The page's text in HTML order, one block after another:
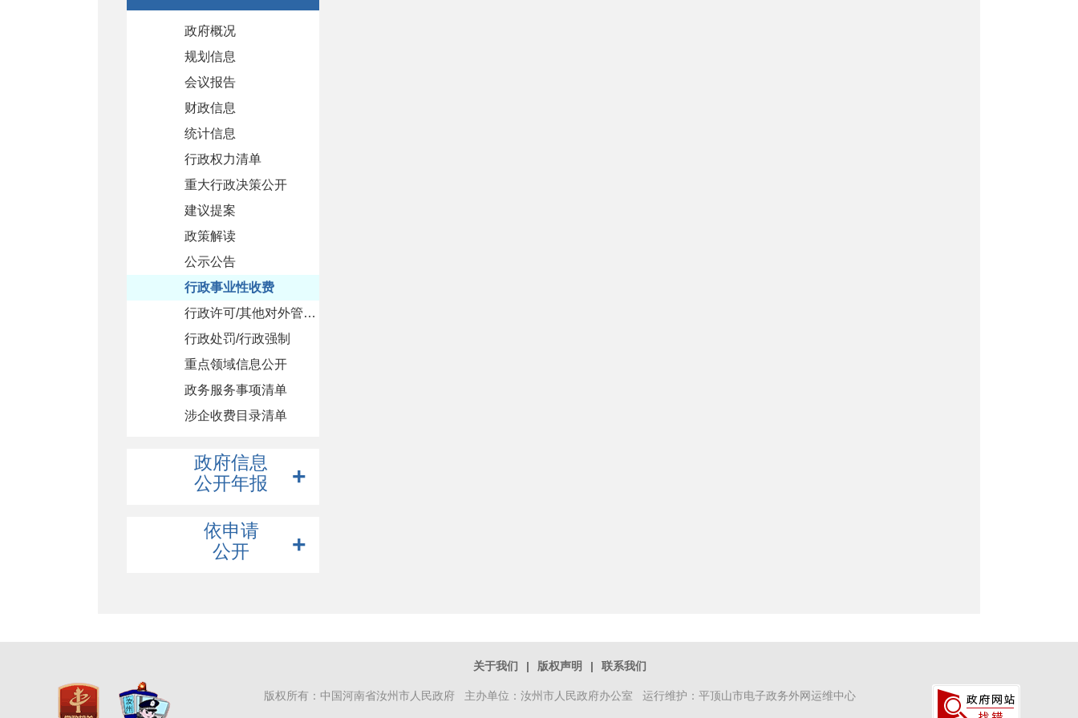
政府概况
市政府领导
市政府组成部门
人事任免
规划信息
规划纲要
国民经济和发展规划
专项规划
国土空间规划
会议报告
政府工作报告
市政府常务会议
市政府全体会议
财政信息
总预算
总决算
部门预算
部门决算
统计信息
数据下载
统计公报
统计分析
行政权力清单
重大行政决策公开
决策公开制度
决策事项目录
草案及说明
意见征集
意见反馈
建议提案
办理总体情况
人大代表建议
政协委员提案
政策解读
公示公告
行政事业性收费
行政许可/其他对外管理服务
行政处罚/行政强制
重点领域信息公开
应急管理
政府集中采购
食品药品监管
养老服务
义务教育
政务服务事项清单
涉企收费目录清单
政府信息
公开年报
2025年
2024年
依申请
公开
关于我们 | 版权声明 | 联系我们
版权所有：中国河南省汝州市人民政府 主办单位：汝州市人民政府办公室 运行维护：平顶山市电子政务外网运维中心